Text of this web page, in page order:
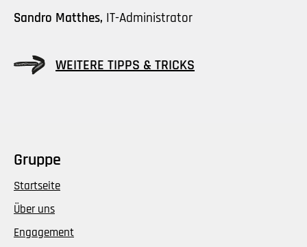
Sandro Matthes, IT-Administrator
WEITERE TIPPS & TRICKS
Gruppe
Startseite
Über uns
Engagement